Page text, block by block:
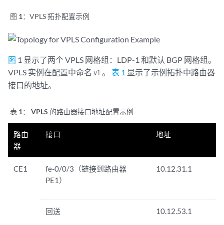
图 1： VPLS 拓扑配置示例
图 1 显示了两个 VPLS 网格组：LDP-1 和默认 BGP 网格组。
VPLS 实例在配置中命名 v1 。 表 1 显示了示例拓扑中路由器
接口的地址。
表 1： VPLS 的路由器接口地址配置示例
路由
器
接口 地址
CE1
fe-0/0/3（链接到路由器
PE1）
10.12.31.1
回送 10.12.53.1